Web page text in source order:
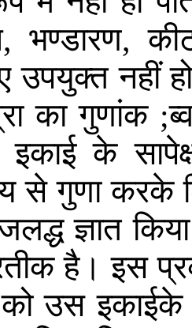
, भण्डारण,
उपयुक्त नहीं
का गुणांक;
इकाई के
से गुणा करके
ज्ञात किया
है। इस
को उस इकाईके